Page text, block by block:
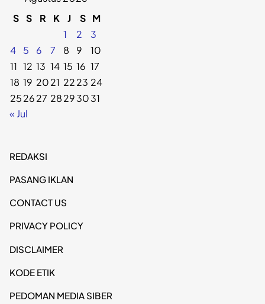
S S R K J S M
1
2
3
4
5 6 7 8 9
10
11 12 13 14 15 16 17
18 19 2021 2223 24
252627 28293031
« Jul
REDAKSI
PASANG IKLAN
CONTACT US
PRIVACY POLICY
DISCLAIMER
KODE ETIK
PEDOMAN MEDIA SIBER